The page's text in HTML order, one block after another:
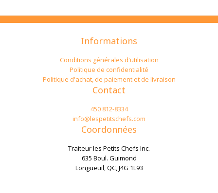
Informations
Conditions générales d'utilisation
Politique de confidentialité
Politique d'achat, de paiement et de livraison
Contact
450 812-8334
info@lespetitschefs.com
Coordonnées
Traiteur les Petits Chefs Inc.
635 Boul. Guimond
Longueuil, QC, J4G 1L93